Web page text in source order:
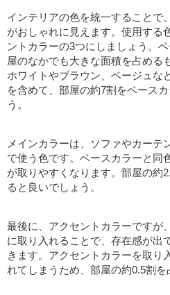
インテリアの色を統一することで
がおしゃれに見えます。使用する
ントカラーの3つにしましょう。
屋のなかでも大きな面積を占める
ホワイトやブラウン、ベージュな
を含めて、部屋の約7割をベース
う。
メインカラーは、ソファやカーテ
で使う色です。ベースカラーと同
が取りやすくなります。部屋の約
ると良いでしょう。
最後に、アクセントカラーですが
に取り入れることで、存在感が出
きます。アクセントカラーを取り
れてしまうため、部屋の約0.5割を